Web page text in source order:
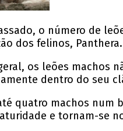
o número de
dos felinos, Panthera.
os leões machos
dentro do seu
quatro machos num
e tornam-se